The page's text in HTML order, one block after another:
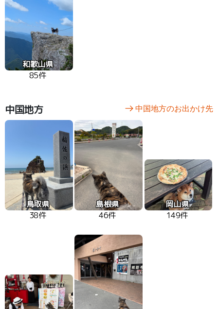
和歌山県
85件
中国地方 中国地方のお出かけ先
鳥取県
38件
島根県
46件
岡山県
149件